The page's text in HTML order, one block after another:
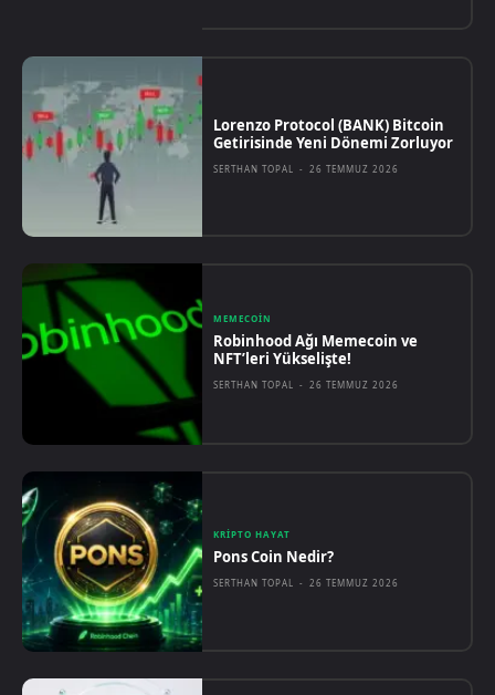
Lorenzo Protocol (BANK) Bitcoin
Getirisinde Yeni Dönemi Zorluyor
SERTHAN TOPAL - 26 TEMMUZ 2026
MEMECOIN
Robinhood Ağı Memecoin ve
NFT’leri Yükselişte!
SERTHAN TOPAL - 26 TEMMUZ 2026
KRIPTO HAYAT
Pons Coin Nedir?
SERTHAN TOPAL - 26 TEMMUZ 2026